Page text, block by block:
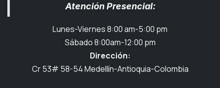
Atención Presencial:
Lunes-Viernes 8:00 am-5:00 pm
Sábado 8:00am-12:00 pm
Dirección:
Cr 53# 58-54 Medellín-Antioquia-Colombia